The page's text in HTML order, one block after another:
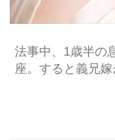
法事中、1歳半の
座。すると義兄嫁